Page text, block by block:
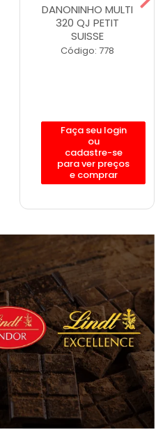
DANONINHO MULTI
320 QJ PETIT
SUISSE
Código: 778
Faça seu login
ou
cadastre-se
para ver preços
e comprar